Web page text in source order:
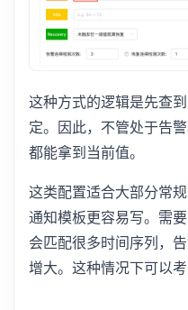
这种方式的逻辑是先查
定。因此，不管处于告
都能拿到当前值。
这类配置适合大部分常
通知模板更容易写。需
会匹配很多时间序列，
增大。这种情况下可以考